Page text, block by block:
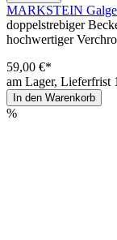
MARKSTEIN
doppelstrebiger
hochwertiger
59,00 €*
am Lager, Lieferfrist
In den Warenkorb
%